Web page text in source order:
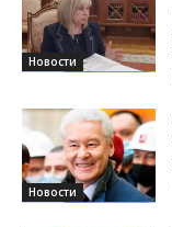
Новости
Новости